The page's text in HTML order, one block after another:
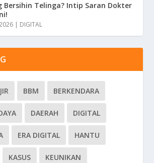
Bersihin Telinga? Intip Saran Dokter
| DIGITAL
BBM BERKENDARA
DAERAH DIGITAL
ERA DIGITAL HANTU
KASUS KEUNIKAN